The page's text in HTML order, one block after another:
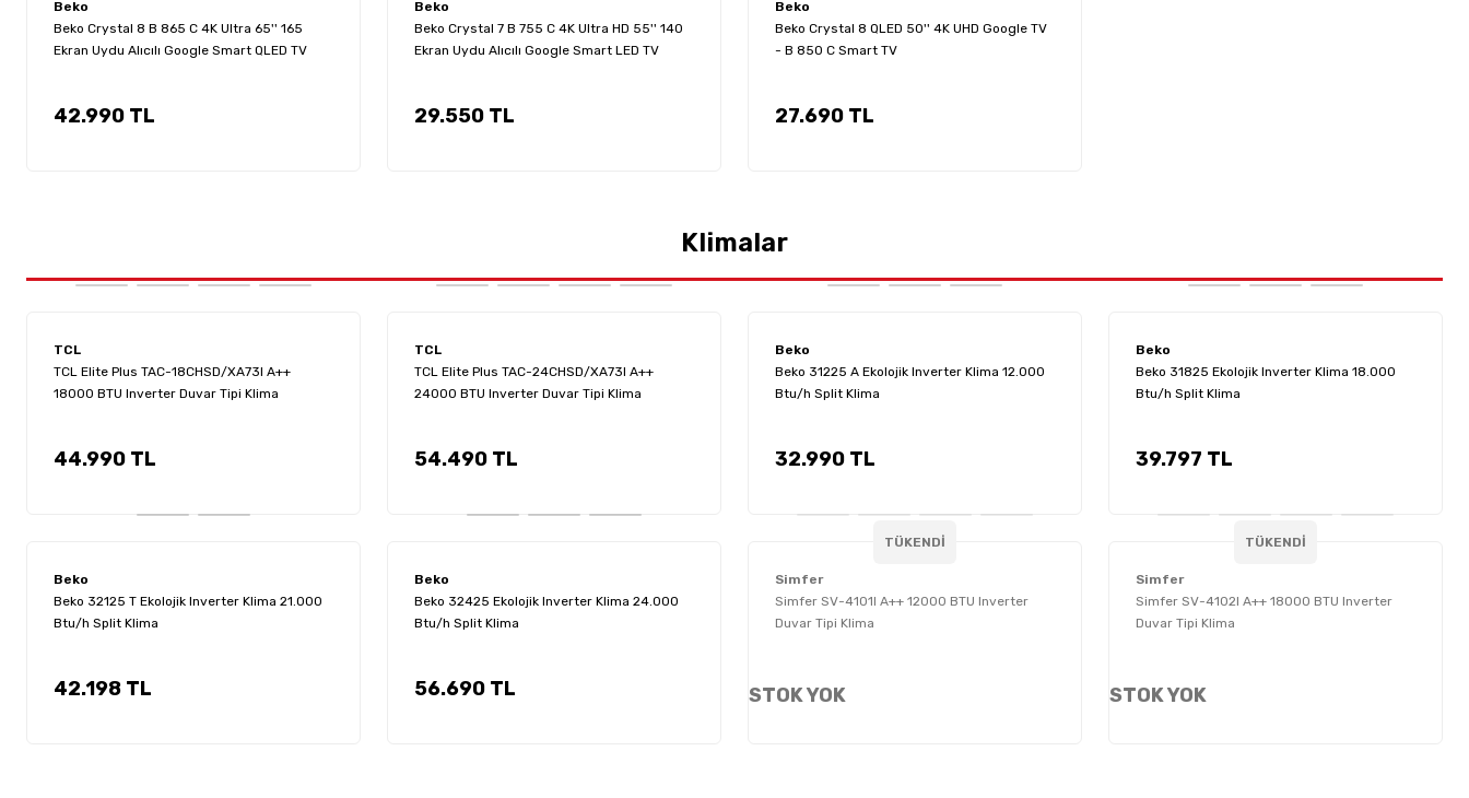
Beko
Beko Crystal 8 B 865 C 4K Ultra 65'' 165
Ekran Uydu Alıcılı Google Smart QLED TV
42.990 TL
Beko
Beko Crystal 7 B 755 C 4K Ultra HD 55'' 140
Ekran Uydu Alıcılı Google Smart LED TV
29.550 TL
Beko
Beko Crystal 8 QLED 50'' 4K UHD Google TV
- B 850 C Smart TV
27.690 TL
Klimalar
TCL
TCL Elite Plus TAC-18CHSD/XA73I A++
18000 BTU Inverter Duvar Tipi Klima
44.990 TL
TCL
TCL Elite Plus TAC-24CHSD/XA73I A++
24000 BTU Inverter Duvar Tipi Klima
54.490 TL
Beko
Beko 31225 A Ekolojik Inverter Klima 12.000
Btu/h Split Klima
32.990 TL
Beko
Beko 31825 Ekolojik Inverter Klima 18.000
Btu/h Split Klima
39.797 TL
Beko
Beko 32125 T Ekolojik Inverter Klima 21.000
Btu/h Split Klima
42.198 TL
Beko
Beko 32425 Ekolojik Inverter Klima 24.000
Btu/h Split Klima
56.690 TL
TÜKENDİ
Simfer
Simfer SV-4101I A++ 12000 BTU Inverter
Duvar Tipi Klima
STOK YOK
TÜKENDİ
Simfer
Simfer SV-4102I A++ 18000 BTU Inverter
Duvar Tipi Klima
STOK YOK